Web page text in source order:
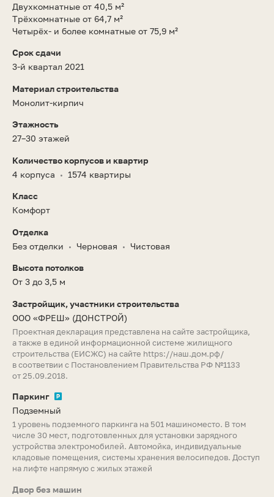
Двухкомнатные от 40,5 м²
Трёхкомнатные от 64,7 м²
Четырёх- и более комнатные от 75,9 м²
Срок сдачи
3-й квартал 2021
Материал строительства
Монолит-кирпич
Этажность
27–30 этажей
Количество корпусов и квартир
4 корпуса
• 1574 квартиры
Класс
Комфорт
Отделка
Без отделки
• Черновая • Чистовая
Высота потолков
От 3 до 3,5 м
Застройщик, участники строительства
ООО «ФРЕШ» (ДОНСТРОЙ)
Проектная декларация представлена на сайте застройщика,
а также в единой информационной системе жилищного
строительства (ЕИСЖС) на сайте https://наш.дом.рф/
в соответвии с Постановлением Правительства РФ №1133
от 25.09.2018.
Паркинг
Подземный
1 уровень подземного паркинга на 501 машиноместо. В том
числе 30 мест, подготовленных для установки зарядного
устройства электромобилей. Автомойка, индивидуальные
кладовые помещения, системы хранения велосипедов. Доступ
на лифте напрямую с жилых этажей
Двор без машин